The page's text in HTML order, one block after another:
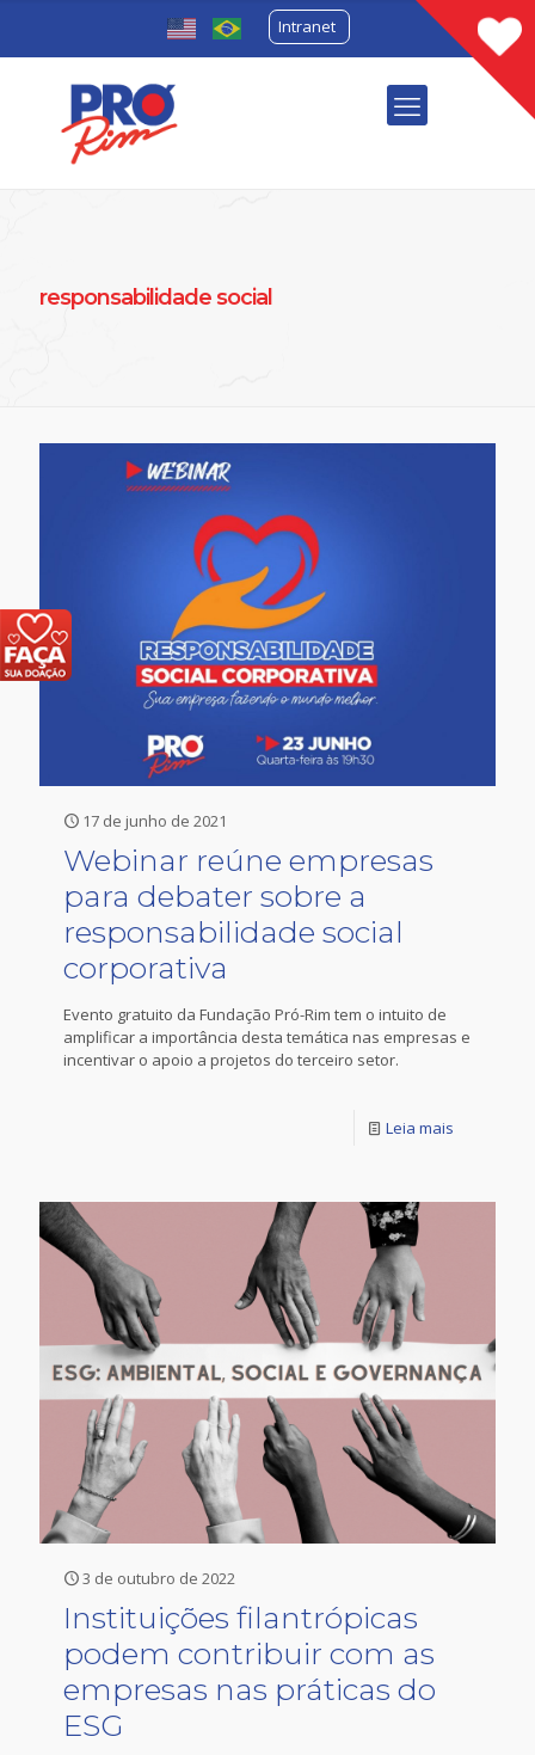
Intranet
responsabilidade social
17 de junho de 2021
Webinar reúne empresas
para debater sobre a
responsabilidade social
corporativa
Evento gratuito da Fundação Pró-Rim tem o intuito de
amplificar a importância desta temática nas empresas e
incentivar o apoio a projetos do terceiro setor.
Leia mais
3 de outubro de 2022
Instituições filantrópicas
podem contribuir com as
empresas nas práticas do
ESG